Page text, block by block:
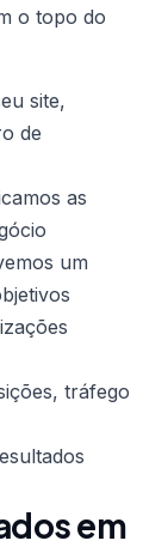
o topo do
site,
de
as
um
tráfego
em